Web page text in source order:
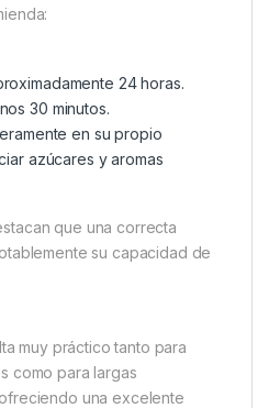
24 horas.
30 minutos.
en su propio
azúcares y aromas
que una correcta
su capacidad de
muy práctico tanto para
como para largas
una excelente